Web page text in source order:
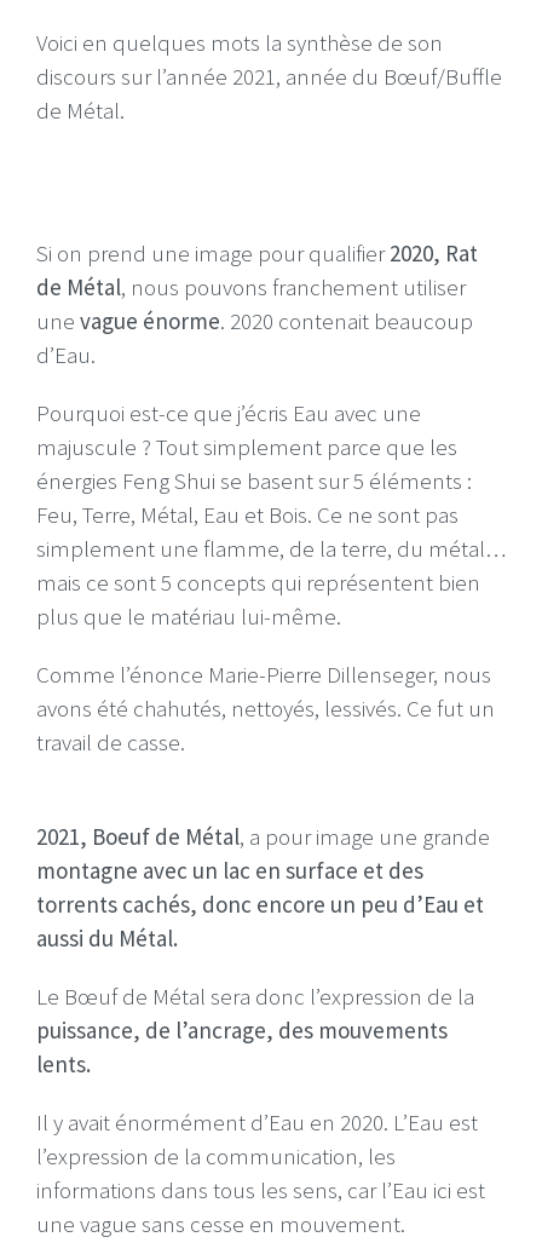
Voici en quelques mots la synthèse de son
discours sur l’année 2021, année du Bœuf/Buffle
de Métal.
Si on prend une image pour qualifier2020, Rat
de Métal, nous pouvons franchement utiliser
une vague énorme. 2020 contenait beaucoup
d’Eau.
Pourquoi est-ce que j’écris Eau avec une
majuscule ? Tout simplement parce que les
énergies Feng Shui se basent sur 5 éléments :
Feu, Terre, Métal, Eau et Bois. Ce ne sont pas
simplement une flamme, de la terre, du métal…
mais ce sont 5 concepts qui représentent bien
plus que le matériau lui-même.
Comme l’énonce Marie-Pierre Dillenseger, nous
avons été chahutés, nettoyés, lessivés. Ce fut un
travail de casse.
2021, Boeuf de Métal, a pour image une grande
montagne avec un lac en surface et des
torrents cachés, donc encore un peu d’Eau et
aussi du Métal.
Le Bœuf de Métal sera donc l’expression de la
puissance, de l’ancrage, des mouvements
lents.
Il y avait énormément d’Eau en 2020. L’Eau est
l’expression de la communication, les
informations dans tous les sens, car l’Eau ici est
une vague sans cesse en mouvement.